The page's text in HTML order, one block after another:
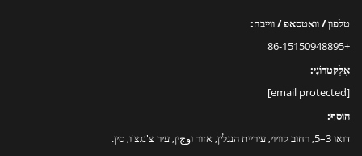
טלפון / וואטסאפ / ווייבח:
+86-15150948895
אֶלֶקטרוֹנִי:
[email protected]
הוסף:
דואו 3–5, רחוב קוויוי, עיריית הנגלין, אזור וوجין, עיר צ'נגצ'ו, סין.